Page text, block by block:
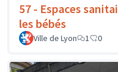
57 - Espaces
les bébés
Ville de Lyon 1 0